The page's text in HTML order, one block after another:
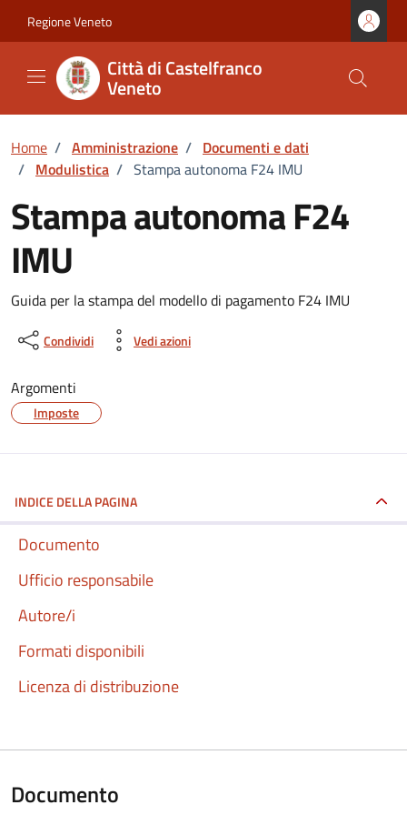
Regione Veneto
Città di Castelfranco
Veneto
Home / Amministrazione / Documenti e dati
/ Modulistica / Stampa autonoma F24 IMU
Stampa autonoma F24
IMU
Dettagli del documento
Guida per la stampa del modello di pagamento F24 IMU
Condividi Vedi azioni
Argomenti
Imposte
INDICE DELLA PAGINA
Documento
Ufficio responsabile
Autore/i
Formati disponibili
Licenza di distribuzione
Documento